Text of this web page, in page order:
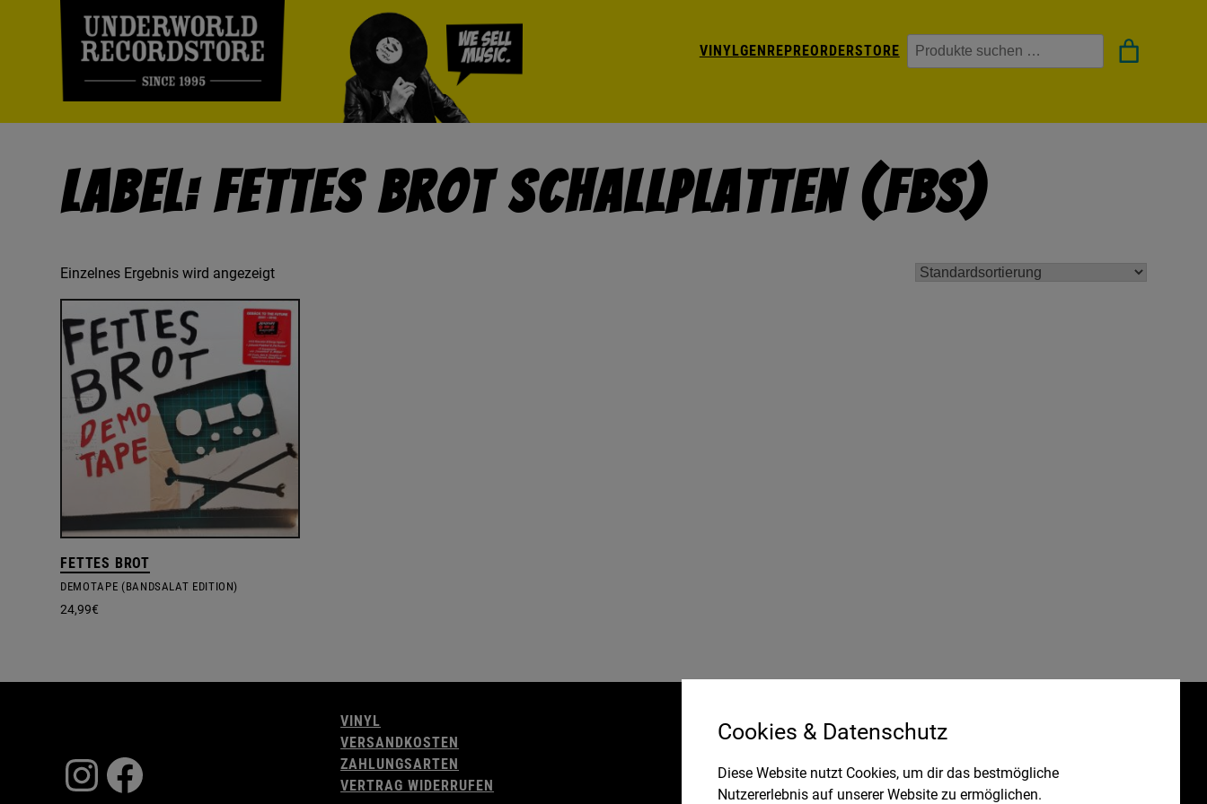
VINYLGENREPREORDERSTORE Suchen
Label: Fettes Brot Schallplatten (FBS)
Einzelnes Ergebnis wird angezeigt
FETTES BROT
DEMOTAPE (BANDSALAT EDITION)
24,99€
Instagram
Facebook
VINYL
VERSANDKOSTEN
ZAHLUNGSARTEN
VERTRAG WIDERRUFEN
WIDERRUFSBELEHRUNG
IMPRESSUM
DATENSCHUTZ
Cookies & Datenschutz
Diese Website nutzt Cookies, um dir das bestmögliche
Nutzererlebnis auf unserer Website zu ermöglichen.